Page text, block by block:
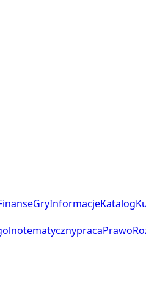
GryInformacjeKatalog
pracaPrawo